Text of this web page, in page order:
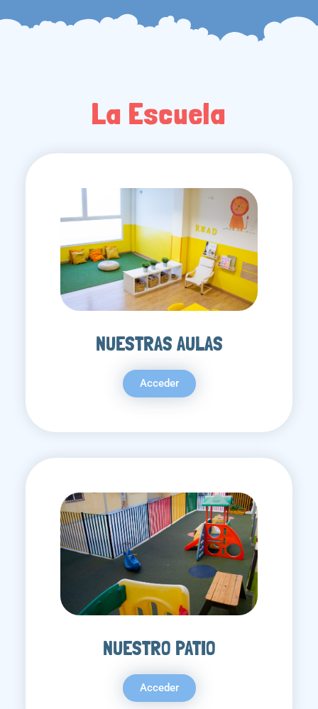
La Escuela
NUESTRAS AULAS
Acceder
NUESTRO PATIO
Acceder